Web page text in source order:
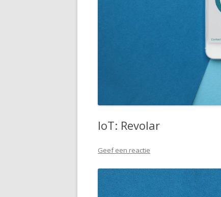
IoT: Revolar
Geef een reactie